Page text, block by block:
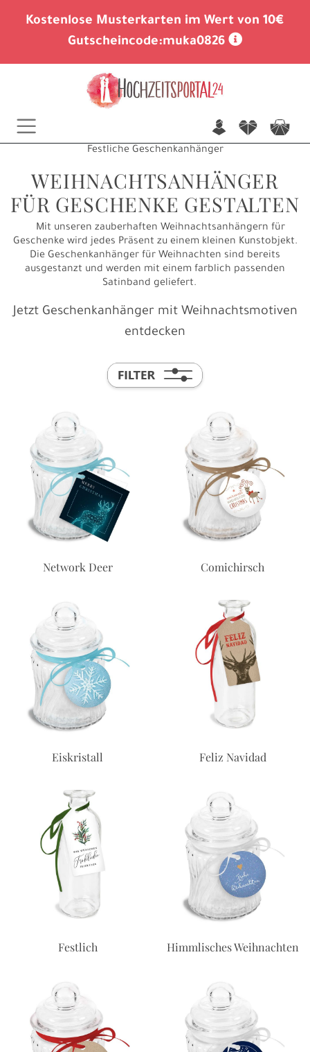
Kostenlose Musterkarten im Wert von 10€
Gutscheincode:muka0826
n f c
Festliche Geschenkanhänger
WEIHNACHTSANHÄNGER
FÜR GESCHENKE GESTALTEN
Mit unseren zauberhaften Weihnachtsanhängern für
Geschenke wird jedes Präsent zu einem kleinen Kunstobjekt.
Die Geschenkanhänger für Weihnachten sind bereits
ausgestanzt und werden mit einem farblich passenden
Satinband geliefert.
Jetzt Geschenkanhänger mit Weihnachtsmotiven
entdecken
Network Deer Comichirsch
Eiskristall Feliz Navidad
Festlich Himmlisches Weihnachten